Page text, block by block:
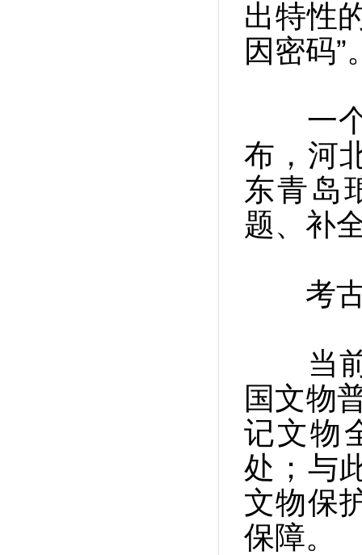
出特性
因密码”
一个
布，河
东青岛
题、补
考古
当前
国文物
记文物
处；与
文物保
保障。